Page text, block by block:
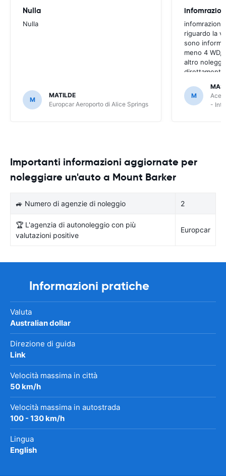
Nulla
Nulla
M
MATILDE
Europcar Aeroporto di Alice Springs
infomrazioni
riguardo la
sono
meno 4 WD,
altro
direttamente
M
Ace
-
Importanti informazioni aggiornate per
noleggiare un'auto a Mount Barker
🚙 Numero di agenzie di noleggio 2
🏆 L'agenzia di autonoleggio con più
valutazioni positive
Europcar
Informazioni pratiche
Valuta
Australian dollar
Direzione di guida
Link
Velocità massima in città
50 km/h
Velocità massima in autostrada
100 - 130 km/h
Lingua
English